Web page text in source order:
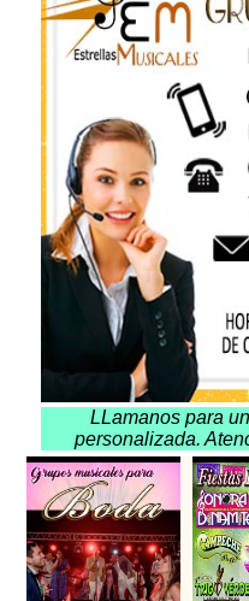
LLamanos para
personalizada.